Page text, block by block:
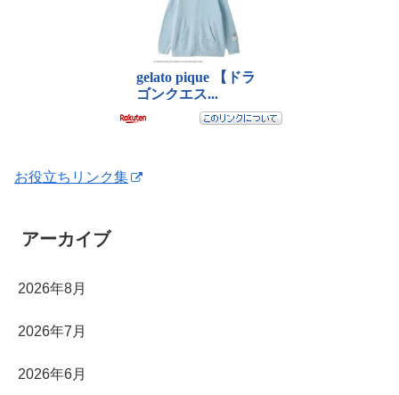
お役立ちリンク集
アーカイブ
2026年8月
2026年7月
2026年6月